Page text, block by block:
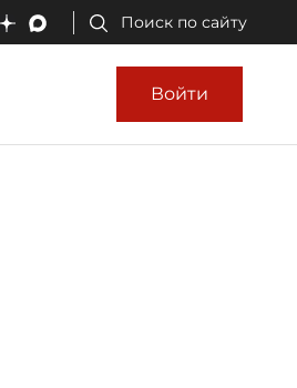
Поиск по сайту
Войти